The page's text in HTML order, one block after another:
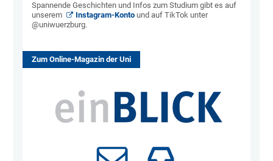
Spannende Geschichten und Infos zum Studium gibt es auf
unserem
Instagram-Konto und auf TikTok unter
@uniwuerzburg.
Zum Online-Magazin der Uni